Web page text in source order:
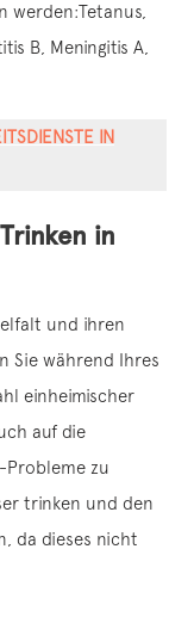
werden:Tetanus,
B, Meningitis A,
IN
in
und ihren
Sie während Ihres
einheimischer
auf die
Probleme zu
trinken und den
da dieses nicht